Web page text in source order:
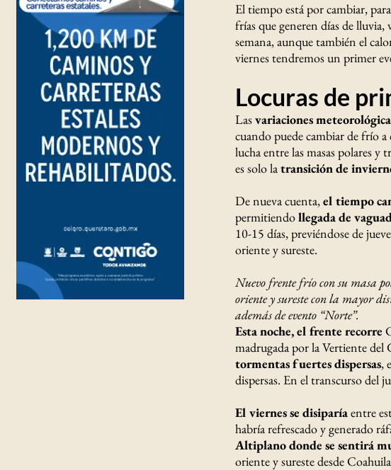
El tiempo está por cambiar,
frías que generen días de
semana, aunque también el
viernes tendremos un primer
Locuras de
Lasvariaciones
cuando puede cambiar de frío
lucha entre las masas polares
es solo latransición de
De nueva cuenta,el tiempo
permitiendollegada de
10-15 días, previéndose de
oriente y sureste.
Nuevo frente frío con su masa
oriente y sureste con la mayor
además de evento “Norte”.
Esta noche, el frente recorre
madrugada por la Vertiente del
tormentas fuertes dispersas,
dispersas. En el transcurso del
El viernes se disiparíaentre
habría refrescado y generado
Altiplano donde se sentirá
oriente y sureste desde